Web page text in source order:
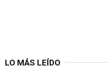
LO MÁS LEÍDO